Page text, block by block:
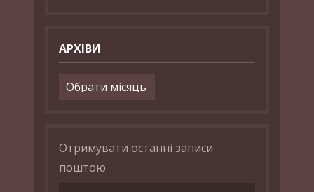
АРХІВИ
Архіви
Отримувати останні записи
поштою